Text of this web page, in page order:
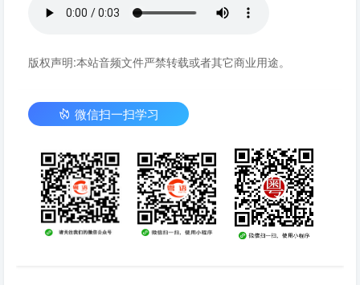
版权声明:本站音频文件严禁转载或者其它商业用途。
微信扫一扫学习